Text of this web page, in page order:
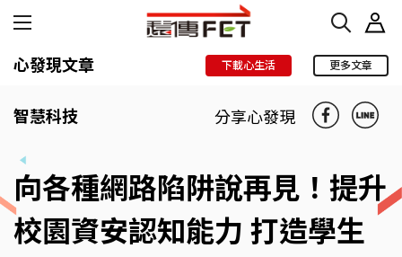
心發現文章 下載心生活 更多文章
智慧科技 分享心發現
向各種網路陷阱說再見！提升
校園資安認知能力 打造學生